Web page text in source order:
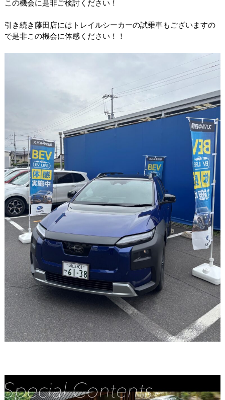
この機会に是非ご検討ください！
引き続き藤田店にはトレイルシーカーの試乗車もございますの
で是非この機会に体感ください！！